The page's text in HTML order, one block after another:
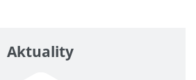
Aktuality